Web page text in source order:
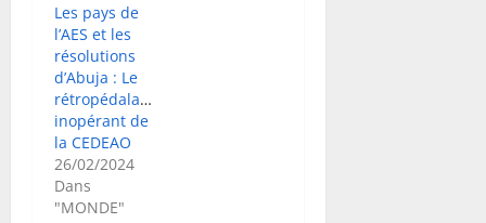
Les pays de
l’AES et les
résolutions
d’Abuja : Le
rétropédalage
inopérant de
la CEDEAO
26/02/2024
Dans
"MONDE"